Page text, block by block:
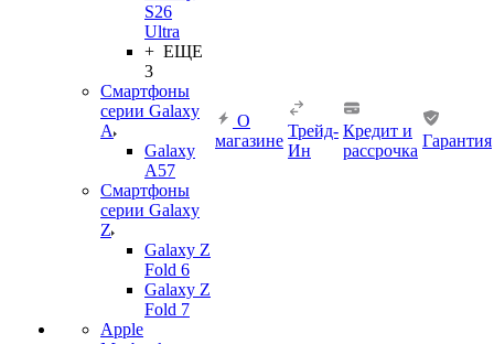
S26
Ultra
+ ЕЩЕ
3
Смартфоны
серии Galaxy
A
Galaxy
A57
Смартфоны
серии Galaxy
Z
Galaxy Z
Fold 6
Galaxy Z
Fold 7
Apple
О
магазине
Трейд-
Ин
Кредит и
рассрочка
Гарантия